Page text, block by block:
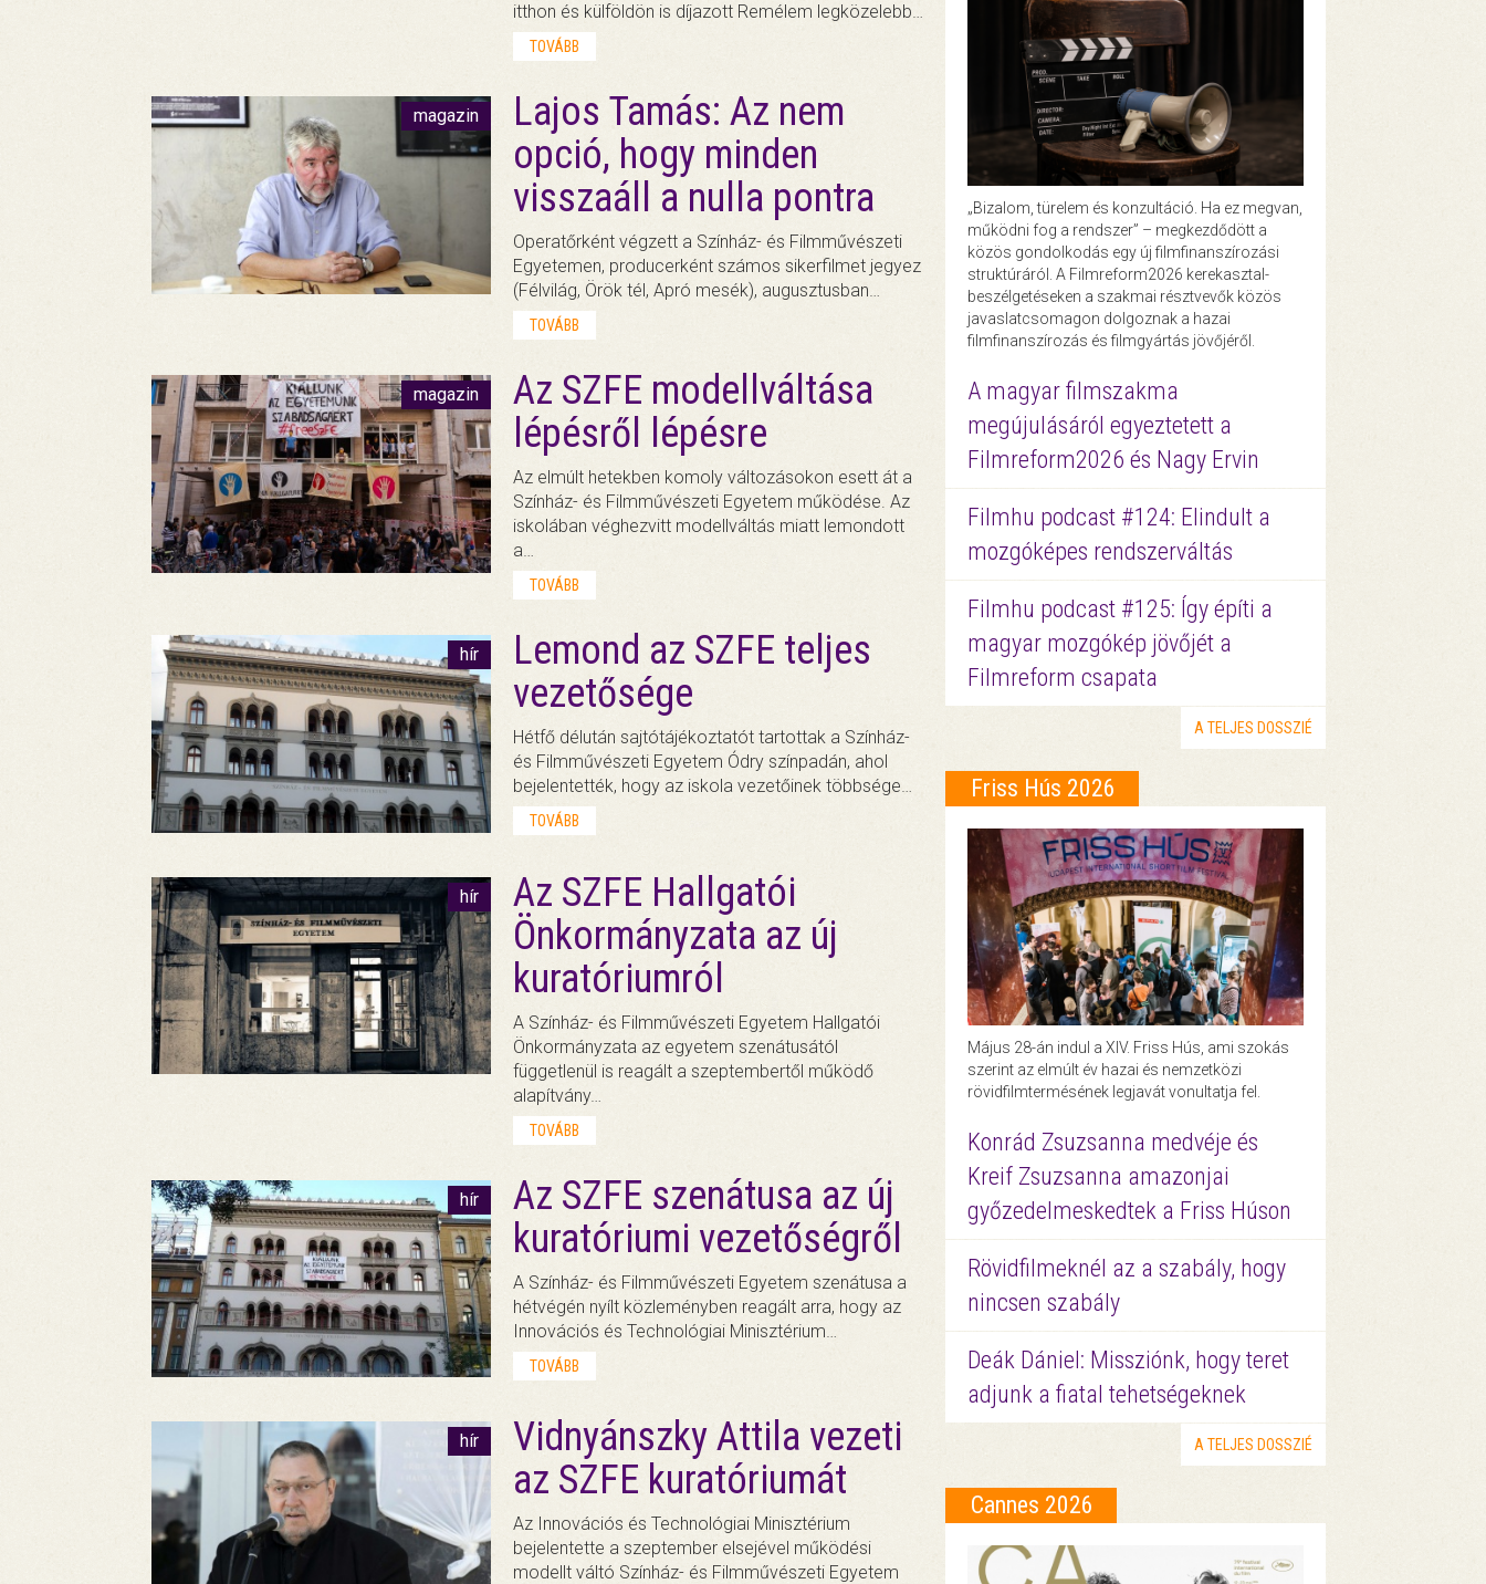
itthon és külföldön is díjazott Remélem legközelebb…
TOVÁBB
magazin
Lajos Tamás: Az nem
opció, hogy minden
visszaáll a nulla pontra
Operatőrként végzett a Színház- és Filmművészeti
Egyetemen, producerként számos sikerfilmet jegyez
(Félvilág, Örök tél, Apró mesék), augusztusban…
TOVÁBB
magazin
Az SZFE modellváltása
lépésről lépésre
Az elmúlt hetekben komoly változásokon esett át a
Színház- és Filmművészeti Egyetem működése. Az
iskolában véghezvitt modellváltás miatt lemondott
a…
TOVÁBB
hír
Lemond az SZFE teljes
vezetősége
Hétfő délután sajtótájékoztatót tartottak a Színház-
és Filmművészeti Egyetem Ódry színpadán, ahol
bejelentették, hogy az iskola vezetőinek többsége…
TOVÁBB
hír
Az SZFE Hallgatói
Önkormányzata az új
kuratóriumról
A Színház- és Filmművészeti Egyetem Hallgatói
Önkormányzata az egyetem szenátusától
függetlenül is reagált a szeptembertől működő
alapítvány…
TOVÁBB
hír
Az SZFE szenátusa az új
kuratóriumi vezetőségről
A Színház- és Filmművészeti Egyetem szenátusa a
hétvégén nyílt közleményben reagált arra, hogy az
Innovációs és Technológiai Minisztérium…
TOVÁBB
hír
Vidnyánszky Attila vezeti
az SZFE kuratóriumát
Az Innovációs és Technológiai Minisztérium
bejelentette a szeptember elsejével működési
modellt váltó Színház- és Filmművészeti Egyetem
„Bizalom, türelem és konzultáció. Ha ez megvan,
működni fog a rendszer” – megkezdődött a
közös gondolkodás egy új filmfinanszírozási
struktúráról. A Filmreform2026 kerekasztal-
beszélgetéseken a szakmai résztvevők közös
javaslatcsomagon dolgoznak a hazai
filmfinanszírozás és filmgyártás jövőjéről.
A magyar filmszakma
megújulásáról egyeztetett a
Filmreform2026 és Nagy Ervin
Filmhu podcast #124: Elindult a
mozgóképes rendszerváltás
Filmhu podcast #125: Így építi a
magyar mozgókép jövőjét a
Filmreform csapata
A TELJES DOSSZIÉ
Friss Hús 2026
Május 28-án indul a XIV. Friss Hús, ami szokás
szerint az elmúlt év hazai és nemzetközi
rövidfilmtermésének legjavát vonultatja fel.
Konrád Zsuzsanna medvéje és
Kreif Zsuzsanna amazonjai
győzedelmeskedtek a Friss Húson
Rövidfilmeknél az a szabály, hogy
nincsen szabály
Deák Dániel: Missziónk, hogy teret
adjunk a fiatal tehetségeknek
A TELJES DOSSZIÉ
Cannes 2026